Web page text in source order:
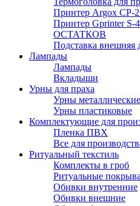
Принтер Argox CP-
Принтер Gprinter
ОСТАТКОВ
Подставка внешняя
Лампады
Лампады
Вкладыши
Урны для праха
Урны металлические
Урны пластиковые
Комплектующие для
Пленка ПВХ
Все для
Ритуальный текстиль
Комплекты в гроб
Ритуальные
Обивки внутренние
Обивки внешние